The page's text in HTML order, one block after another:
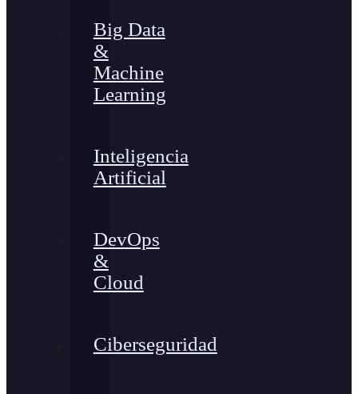
Big Data
&
Machine
Learning
Inteligencia
Artificial
DevOps
&
Cloud
Ciberseguridad